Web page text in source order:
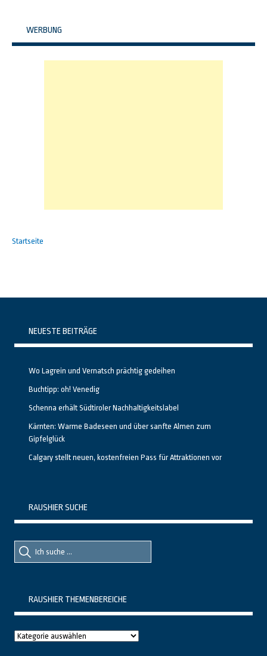
WERBUNG
Startseite
NEUESTE BEITRÄGE
Wo Lagrein und Vernatsch prächtig gedeihen
Buchtipp: oh! Venedig
Schenna erhält Südtiroler Nachhaltigkeitslabel
Kärnten: Warme Badeseen und über sanfte Almen zum
Gipfelglück
Calgary stellt neuen, kostenfreien Pass für Attraktionen vor
RAUSHIER SUCHE
Suche
nach::
Suche
nach:
RAUSHIER THEMENBEREICHE
Raushier